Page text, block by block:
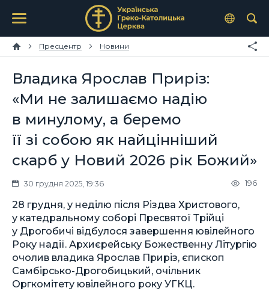
Пресцентр Новини
Владика Ярослав Приріз:
«Ми не залишаємо надію
в минулому, а беремо
її зі собою як найцінніший
скарб у Новий 2026 рік Божий»
30 грудня 2025, 19:36 196
28 грудня, у неділю після Різдва Христового,
у катедральному соборі Пресвятої Трійці
у Дрогобичі відбулося завершення ювілейного
Року надії. Архиєрейську Божественну Літургію
очолив владика Ярослав Приріз, єпископ
Самбірсько-Дрогобицький, очільник
Оргкомітету ювілейного року УГКЦ.